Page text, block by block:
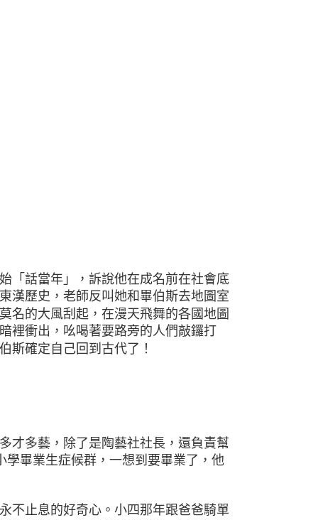
「話當年」，訴說他在成名前在社會底
漢歷史，老師反叫她和畢伯斯去地圖室
名的大風刮起，在漫天飛舞的各國地圖
裡衝出，吆喝著要路旁的人們敲鑼打
確定自己回到古代了！
才多藝，除了是陶藝社社長，還負責幫
畢業生症候群，一想到要畢業了，他
不止息的好奇心。小四那年跟爸爸騎單